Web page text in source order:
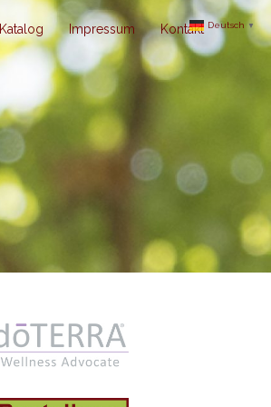
Katalog Impressum Kontakt Deutsch ▼